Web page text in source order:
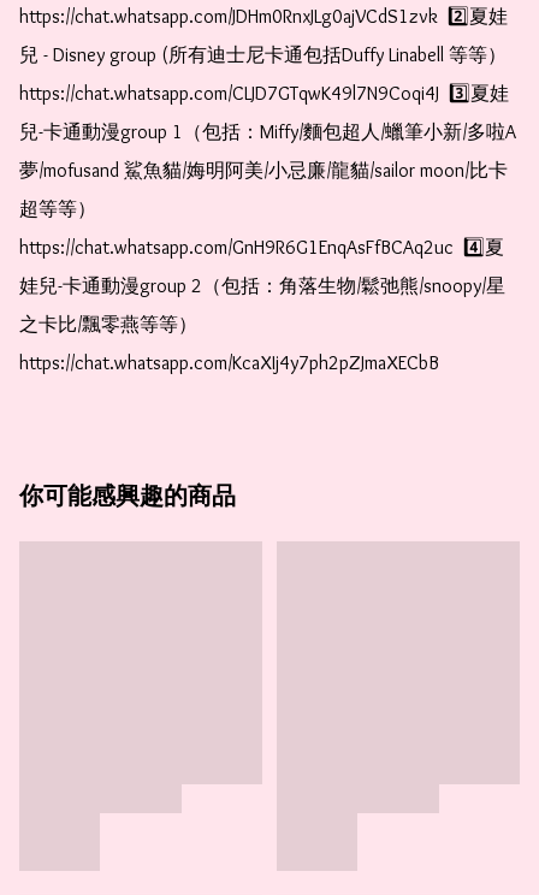
https://chat.whatsapp.com/JDHm0RnxJLg0ajVCdS1zvk  2️⃣夏娃
兒 - Disney group (所有迪士尼卡通包括Duffy Linabell 等等）
https://chat.whatsapp.com/CLJD7GTqwK49l7N9Coqi4J  3️⃣夏娃
兒-卡通動漫group 1（包括：Miffy/麵包超人/蠟筆小新/多啦A
夢/mofusand 鯊魚貓/娒明阿美/小忌廉/龍貓/sailor moon/比卡
超等等）
https://chat.whatsapp.com/GnH9R6G1EnqAsFfBCAq2uc  4️⃣夏
娃兒-卡通動漫group 2（包括：角落生物/鬆弛熊/snoopy/星
之卡比/飄零燕等等）
https://chat.whatsapp.com/KcaXIj4y7ph2pZJmaXECbB
你可能感興趣的商品